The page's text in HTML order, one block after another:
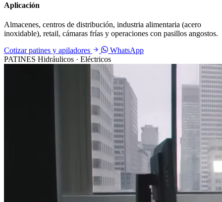
Aplicación
Almacenes, centros de distribución, industria alimentaria (acero
inoxidable), retail, cámaras frías y operaciones con pasillos angostos.
Cotizar patines y apiladores
WhatsApp
PATINES Hidráulicos · Eléctricos